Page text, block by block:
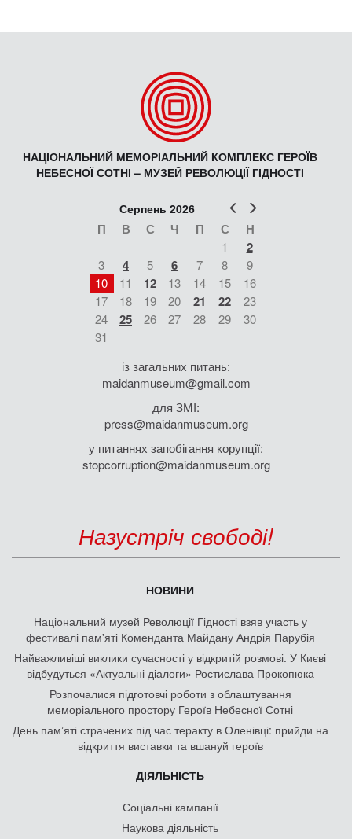
НАЦІОНАЛЬНИЙ МЕМОРІАЛЬНИЙ КОМПЛЕКС ГЕРОЇВ
НЕБЕСНОЇ СОТНІ – МУЗЕЙ РЕВОЛЮЦІЇ ГІДНОСТІ
Попер
Серпень 2026
П В С Ч П С Н
1 2
3 4 5 6 7 8
9
10
11 12 13 14 15
16
17
18 19 20 21 22
23
24
25 26 27 28 29
30
31
із загальних питань:
maidanmuseum@gmail.com
для ЗМІ:
press@maidanmuseum.org
у питаннях запобігання корупції:
stopcorruption@maidanmuseum.org
Назустріч свободі!
НОВИНИ
Національний музей Революції Гідності взяв участь у
фестивалі пам'яті Коменданта Майдану Андрія Парубія
Найважливіші виклики сучасності у відкритій розмові. У Києві
відбудуться «Актуальні діалоги» Ростислава Прокопюка
Розпочалися підготовчі роботи з облаштування
меморіального простору Героїв Небесної Сотні
День памʼяті страчених під час теракту в Оленівці: прийди на
відкриття виставки та вшануй героїв
ДІЯЛЬНІСТЬ
Соціальні кампанії
Наукова діяльність